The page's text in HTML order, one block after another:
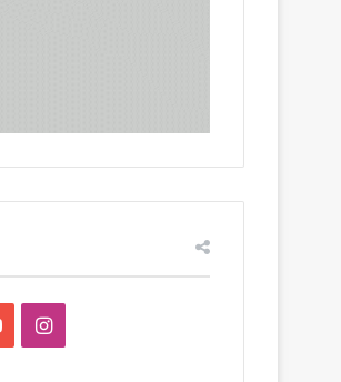
YouTubeInstagram